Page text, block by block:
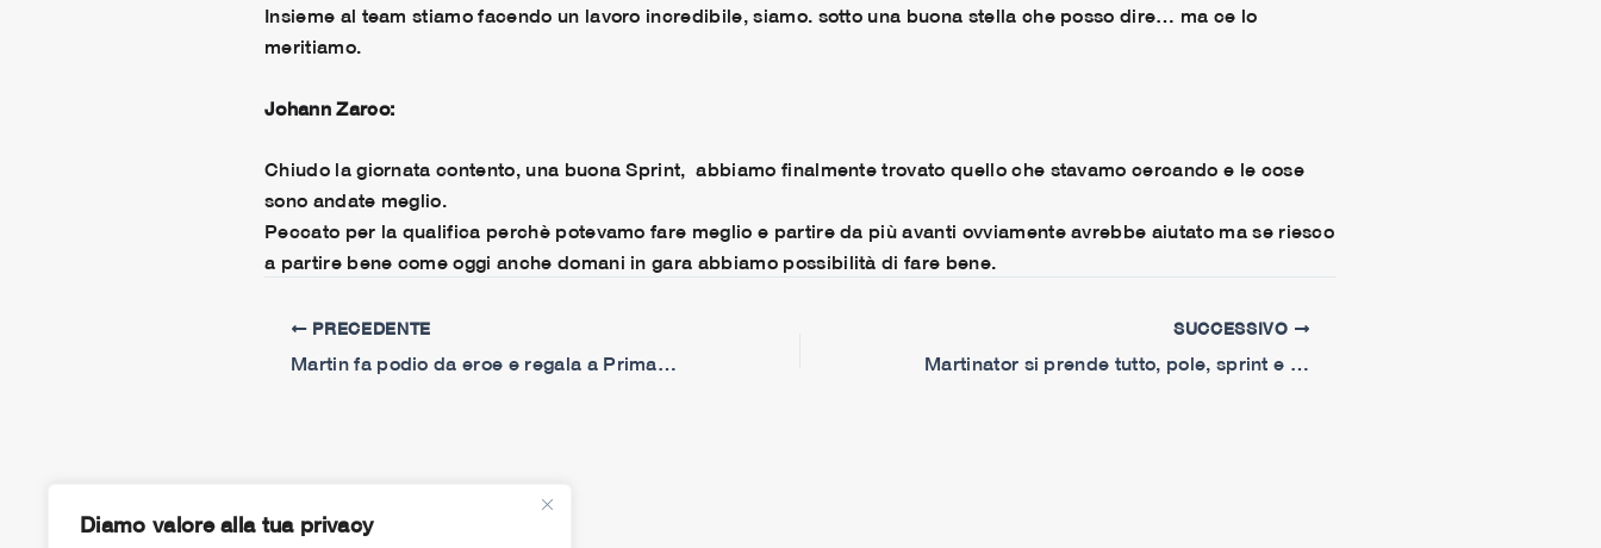
Diamo valore alla tua privacy
Insieme al team stiamo facendo un lavoro incredibile, siamo. sotto una buona stella che posso dire… ma ce lo
meritiamo.
Johann Zarco:
Chiudo la giornata contento, una buona Sprint, abbiamo finalmente trovato quello che stavamo cercando e le cose
sono andate meglio.
Peccato per la qualifica perchè potevamo fare meglio e partire da più avanti ovviamente avrebbe aiutato ma se riesco
a partire bene come oggi anche domani in gara abbiamo possibilità di fare bene.
PRECEDENTE SUCCESSIVO